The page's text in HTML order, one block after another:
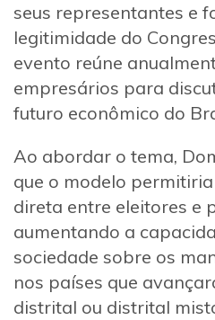
seus representantes e
legitimidade do
evento reúne
empresários para
futuro econômico do
Ao abordar o tema,
que o modelo
direta entre eleitores e
aumentando a
sociedade sobre os
nos países que
distrital ou distrital